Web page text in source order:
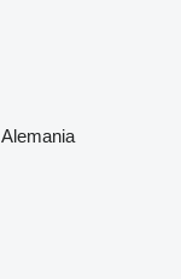
Alemania